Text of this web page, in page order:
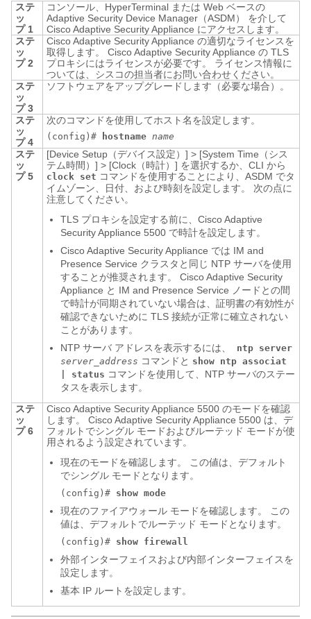
ステ
ッ
プ 1
コンソール、HyperTerminal または Web ベースの
Adaptive Security Device Manager（ASDM） を介して
CiscoAdaptive Security Appliance にアクセスします。
ステ
ッ
プ 2
CiscoAdaptive Security Appliance の適切なライセンスを
取得します。 CiscoAdaptive Security Appliance の TLS
プロキシにはライセンスが必要です。 ライセンス情報に
ついては、シスコの担当者にお問い合わせください。
ステ
ッ
プ 3
ソフトウェアをアップグレードします（必要な場合）。
ステ
ッ
プ 4
次のコマンドを使用してホスト名を設定します。
(config)# hostname name
ステ
ッ
プ 5
[Device Setup（デバイス設定）] > [System Time（シス
テム時間）] > [Clock（時計）] を選択するか、CLI から
clock set コマンドを使用することにより、ASDM でタ
イムゾーン、日付、および時刻を設定します。 次の点に
注意してください。
TLS プロキシを設定する前に、CiscoAdaptive
Security Appliance 5500 で時計を設定します。
CiscoAdaptive Security Appliance では IM and
Presence Service クラスタと同じ NTP サーバを使用
することが推奨されます。 CiscoAdaptive Security
Appliance と IM and Presence Service ノードとの間
で時計が同期されていない場合は、証明書の有効性が
確認できないために TLS 接続が正常に確立されない
ことがあります。
NTP サーバ アドレスを表示するには、
ntp server
server_address コマンドと show ntp associat
| status コマンドを使用して、NTP サーバのステー
タスを表示します。
ステ
ッ
プ 6
CiscoAdaptive Security Appliance 5500 のモードを確認
します。 CiscoAdaptive Security Appliance 5500 は、デ
フォルトでシングル モードおよびルーテッド モードが使
用されるよう設定されています。
現在のモードを確認します。 この値は、デフォルト
でシングル モードとなります。
(config)# show mode
現在のファイアウォール モードを確認します。 この
値は、デフォルトでルーテッド モードとなります。
(config)# show firewall
外部インターフェイスおよび内部インターフェイスを
設定します。
基本 IP ルートを設定します。